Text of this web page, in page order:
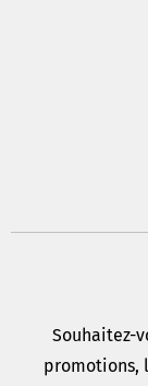
Souhaitez-
promotions,